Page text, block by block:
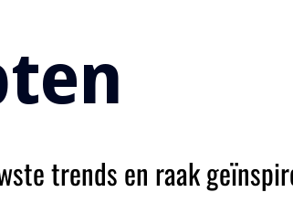
trends en raak